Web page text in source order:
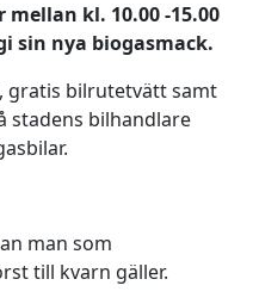
mellan kl. 10.00 -15.00
sin nya biogasmack.
gratis bilrutetvätt samt
stadens bilhandlare
man som
till kvarn gäller.